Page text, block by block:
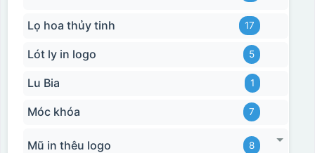
Lọ hoa thủy tinh 17
Lót ly in logo 5
Lu Bia 1
Móc khóa 7
Mũ in thêu logo 8